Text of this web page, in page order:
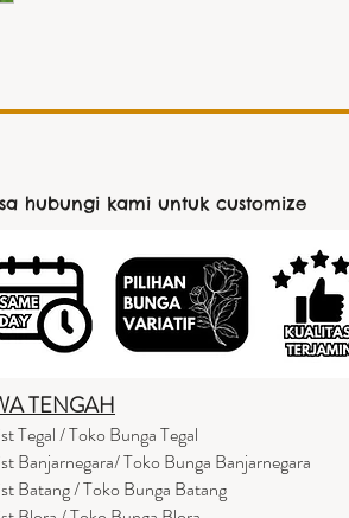
hubungi kami untuk customize
TENGAH
Tegal / Toko Bunga Tegal
Banjarnegara/ Toko Bunga Banjarnegara
Batang / Toko Bunga Batang